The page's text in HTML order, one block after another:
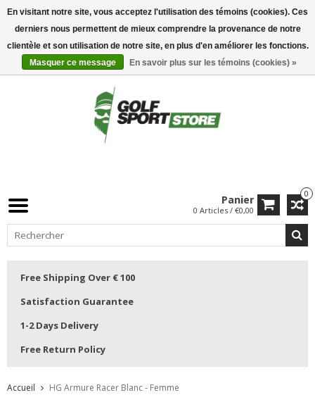
0
Panier
0 Articles / €0,00
Free Shipping Over € 100
Satisfaction Guarantee
1-2 Days Delivery
Free Return Policy
Accueil HG Armure Racer Blanc - Femme
En visitant notre site, vous acceptez l'utilisation des témoins (cookies). Ces
derniers nous permettent de mieux comprendre la provenance de notre
clientèle et son utilisation de notre site, en plus d'en améliorer les fonctions.
Masquer ce message
En savoir plus sur les témoins (cookies) »